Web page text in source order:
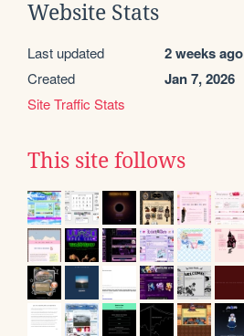
Website Stats
Last updated 2 weeks ago
Created Jan 7, 2026
Site Traffic Stats
This site follows